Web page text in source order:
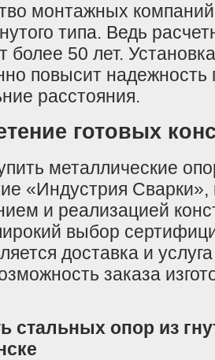
монтажных
типа. Ведь
более 50 лет.
повысит надежность
расстояния.
готовых
металлические
«Индустрия Сварки»,
и реализацией
выбор
доставка и
заказа
стальных опор из